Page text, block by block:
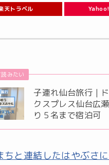
天トラベル
みたい
子連れ仙台旅行｜
クスプレス仙台広
り５名まで宿泊可
ちと連結したはやぶさ